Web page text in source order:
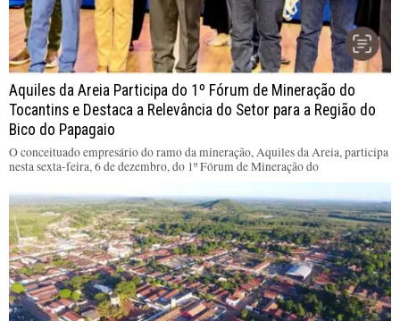
Aquiles da Areia Participa do 1º Fórum de Mineração do
Tocantins e Destaca a Relevância do Setor para a Região do
Bico do Papagaio
O conceituado empresário do ramo da mineração, Aquiles da Areia, participa
nesta sexta-feira, 6 de dezembro, do 1º Fórum de Mineração do